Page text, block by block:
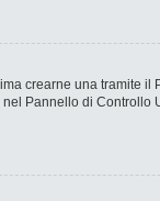
crearne una tramite
Pannello di